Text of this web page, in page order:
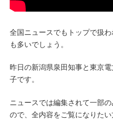
全国ニュースでもトップで扱
も多いでしょう。
昨日の新潟県泉田知事と東京
子です。
ニュースでは編集されて一部
ので、全内容をご覧になりたい